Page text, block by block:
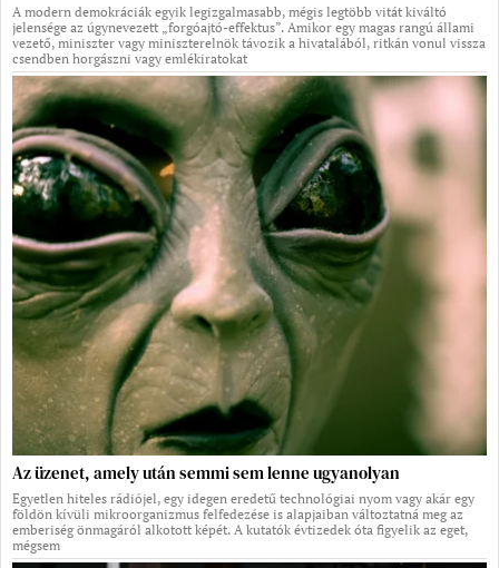
A modern demokráciák egyik legizgalmasabb, mégis legtöbb vitát kiváltó
jelensége az úgynevezett „forgóajtó-effektus”. Amikor egy magas rangú állami
vezető, miniszter vagy miniszterelnök távozik a hivatalából, ritkán vonul vissza
csendben horgászni vagy emlékiratokat
Az üzenet, amely után semmi sem lenne ugyanolyan
Egyetlen hiteles rádiójel, egy idegen eredetű technológiai nyom vagy akár egy
földön kívüli mikroorganizmus felfedezése is alapjaiban változtatná meg az
emberiség önmagáról alkotott képét. A kutatók évtizedek óta figyelik az eget,
mégsem